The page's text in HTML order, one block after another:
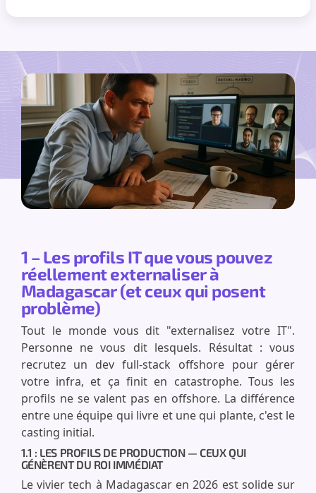
1 – Les profils IT que vous pouvez
réellement externaliser à
Madagascar (et ceux qui posent
problème)
Tout le monde vous dit "externalisez votre IT".
Personne ne vous dit lesquels. Résultat : vous
recrutez un dev full-stack offshore pour gérer
votre infra, et ça finit en catastrophe. Tous les
profils ne se valent pas en offshore. La différence
entre une équipe qui livre et une qui plante, c'est le
casting initial.
1.1 : LES PROFILS DE PRODUCTION — CEUX QUI
GÉNÈRENT DU ROI IMMÉDIAT
Le vivier tech à Madagascar en 2026 est solide sur